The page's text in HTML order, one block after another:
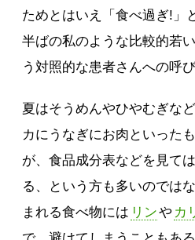
ためとはいえ「食べ過ぎ!」
半ばの私のような比較的若
う対照的な患者さんへの呼
夏はそうめんやひやむぎな
カにうなぎにお肉といった
が、食品成分表などを見て
る、という方も多いのでは
まれる食べ物には リンや カ